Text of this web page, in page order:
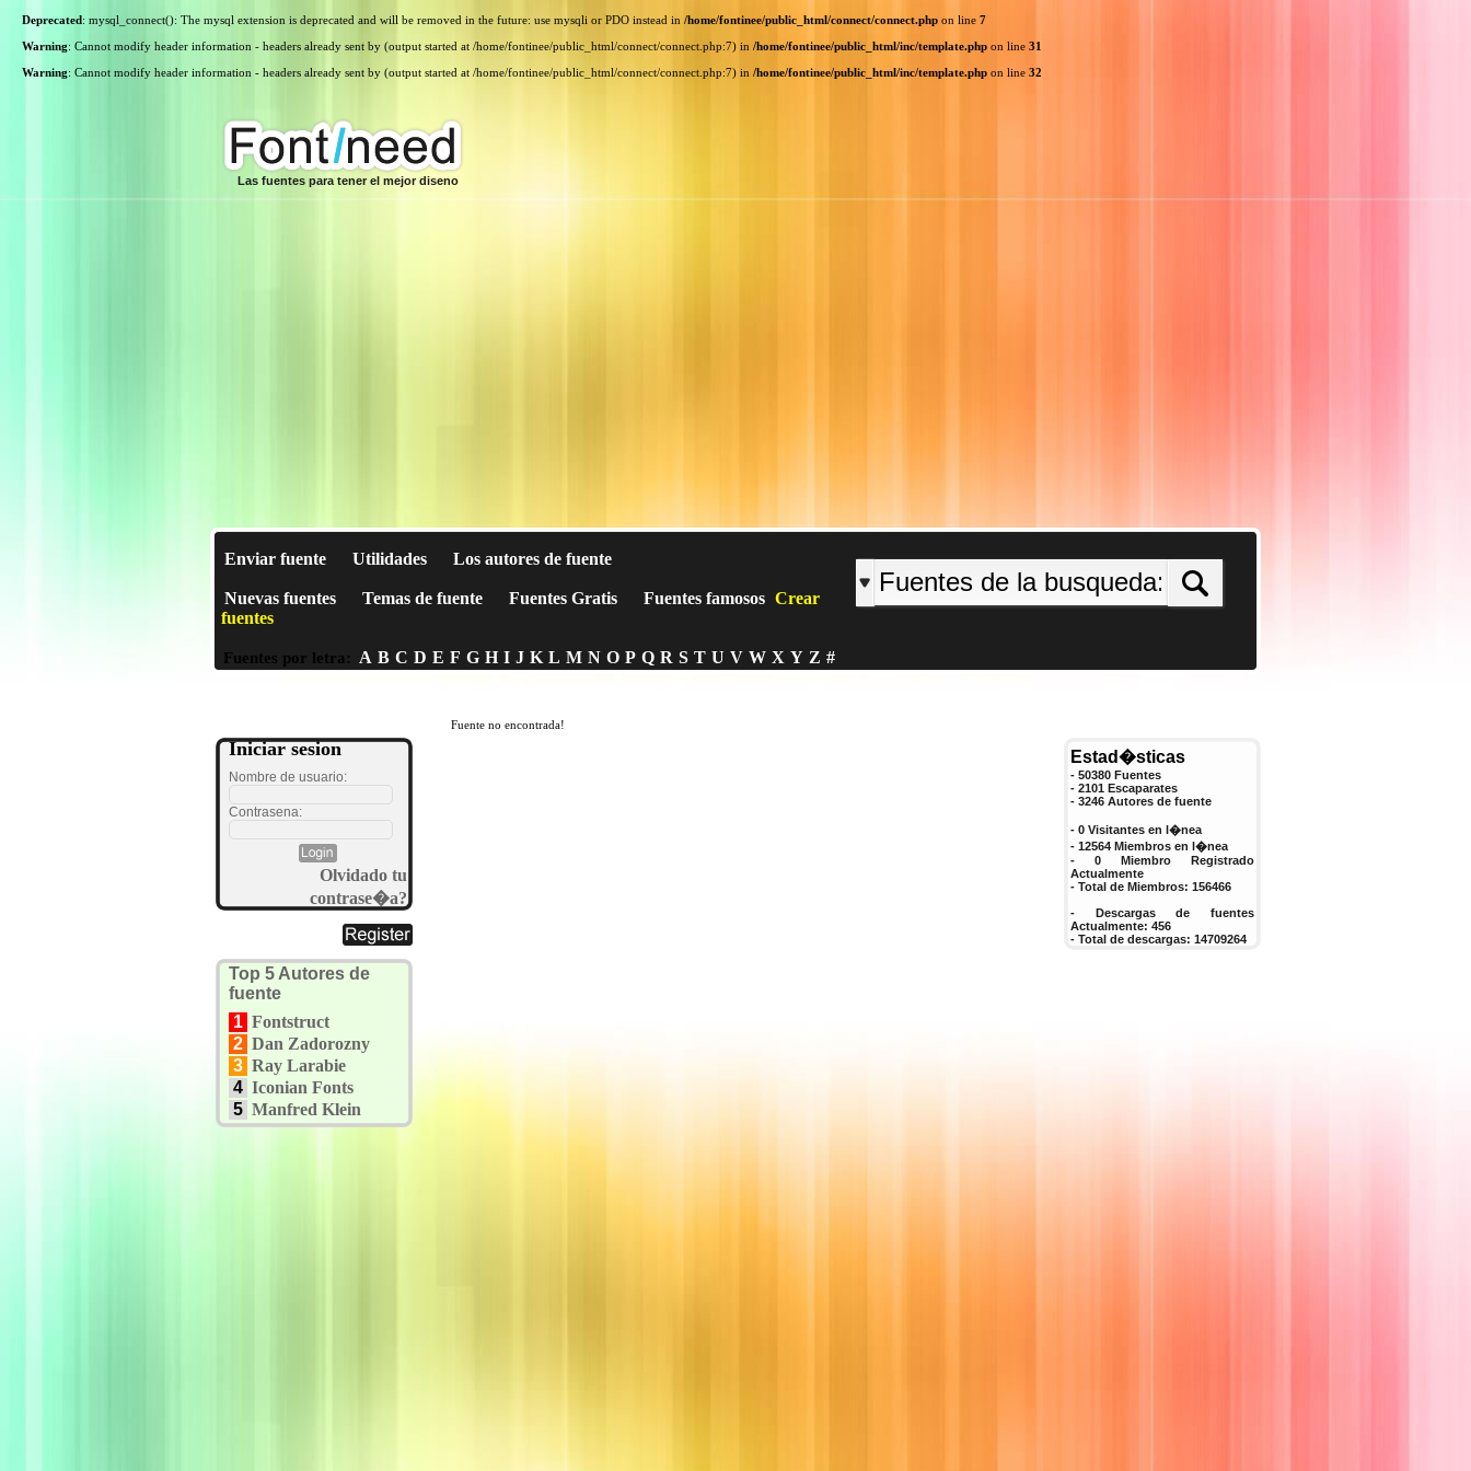
Deprecated: mysql_connect(): The mysql extension is deprecated and will be removed in the future: use mysqli or PDO instead in /home/fontinee/public_html/connect/connect.php on line 7
Warning: Cannot modify header information - headers already sent by (output started at /home/fontinee/public_html/connect/connect.php:7) in /home/fontinee/public_html/inc/template.php on line 31
Warning: Cannot modify header information - headers already sent by (output started at /home/fontinee/public_html/connect/connect.php:7) in /home/fontinee/public_html/inc/template.php on line 32
Las fuentes para tener el mejor diseno
Enviar fuente Utilidades Los autores de fuente
Nuevas fuentes Temas de fuente Fuentes Gratis Fuentes famosos Crear
fuentes
Fuentes por letra: A B C D E F G H I J K L M N O P Q R S T U V W X Y Z #
Iniciar sesion
Nombre de usuario:
Contrasena:
Olvidado tu
contrase�a?
Top 5 Autores de
fuente
1 Fontstruct
2 Dan Zadorozny
3 Ray Larabie
4 Iconian Fonts
5 Manfred Klein
Fuente no encontrada!
Estad�sticas
- 50380 Fuentes
- 2101 Escaparates
- 3246 Autores de fuente
- 0 Visitantes en l�nea
- 12564 Miembros en l�nea
- 0 Miembro Registrado
Actualmente
- Total de Miembros: 156466
- Descargas de fuentes
Actualmente: 456
- Total de descargas: 14709264